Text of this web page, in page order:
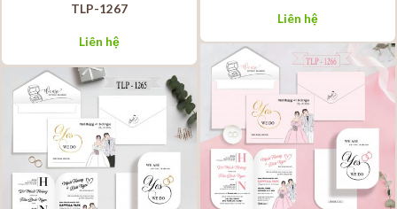
Liên hệ
TLP-1267
Liên hệ